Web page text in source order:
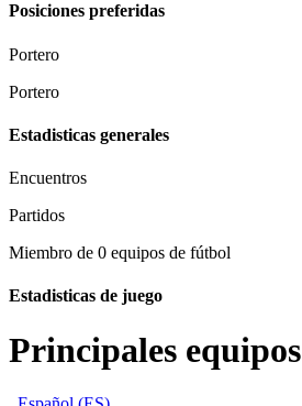
Posiciones preferidas
Portero
Portero
Estadisticas generales
Encuentros
Partidos
Miembro de 0 equipos de fútbol
Estadisticas de juego
Principales equipos